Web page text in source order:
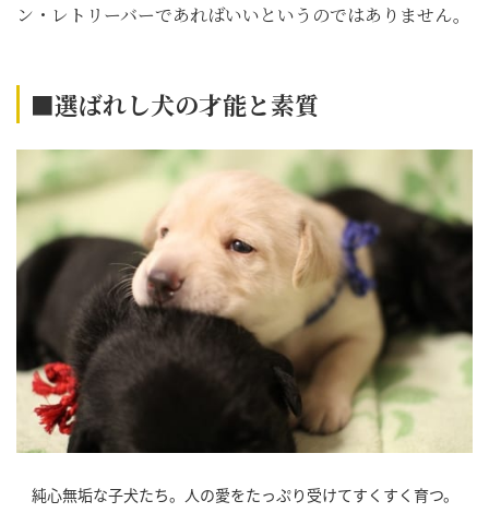
ン・レトリーバーであればいいというのではありません。
■選ばれし犬の才能と素質
純心無垢な子犬たち。人の愛をたっぷり受けてすくすく育つ。